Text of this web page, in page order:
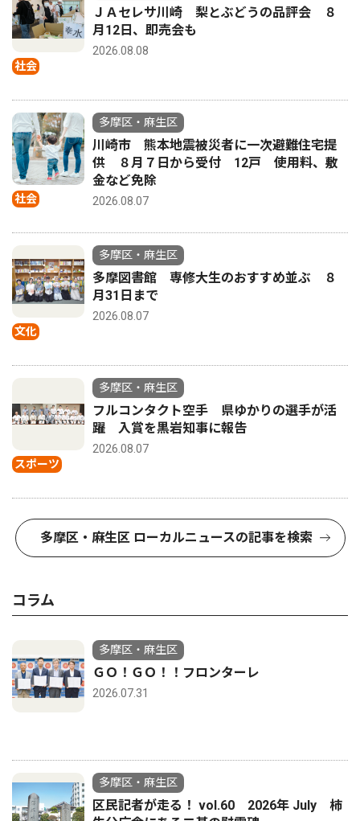
社会
ＪＡセレサ川崎 梨とぶどうの品評会 ８
月12日、即売会も
2026.08.08
社会
多摩区・麻生区
川崎市 熊本地震被災者に一次避難住宅提
供 ８月７日から受付 12戸 使用料、敷
金など免除
2026.08.07
文化
多摩区・麻生区
多摩図書館 専修大生のおすすめ並ぶ ８
月31日まで
2026.08.07
スポーツ
多摩区・麻生区
フルコンタクト空手 県ゆかりの選手が活
躍 入賞を黒岩知事に報告
2026.08.07
多摩区・麻生区 ローカルニュースの記事を検索
コラム
多摩区・麻生区
ＧＯ！ＧＯ！！フロンターレ
2026.07.31
多摩区・麻生区
区民記者が走る！ vol.60 2026年 July 柿